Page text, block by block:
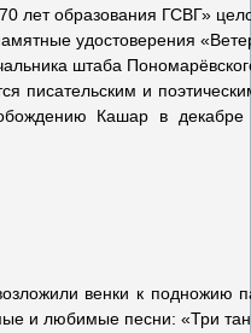
лет образования ГСВГ»
удостоверения
штаба
писательским и
Кашар в
венки к подножию
и любимые песни: «Три